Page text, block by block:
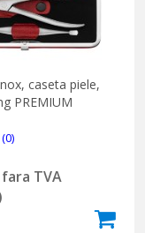
caseta piele,
PREMIUM
(0)
TVA